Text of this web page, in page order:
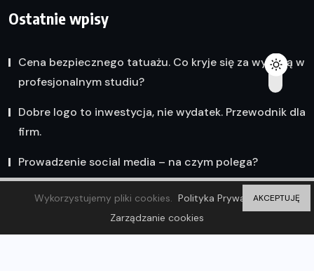
Ostatnie wpisy
Cena bezpiecznego tatuażu. Co kryje się za wyceną w
profesjonalnym studiu?
Dobre logo to inwestycja, nie wydatek. Przewodnik dla
firm.
Prowadzenie social media – na czym polega?
Wykorzystujemy pliki cookies. Polityka Prywatności
Zarządzanie cookies
AKCEPTUJĘ